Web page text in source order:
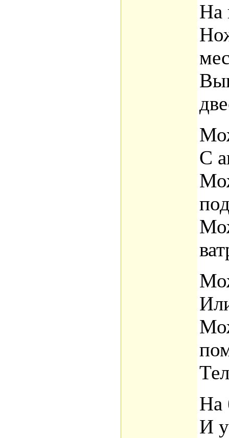
На
С
На
И